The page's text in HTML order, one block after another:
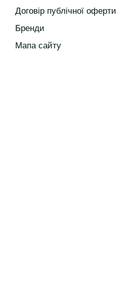
Договір публічної оферти
Бренди
Мапа сайту